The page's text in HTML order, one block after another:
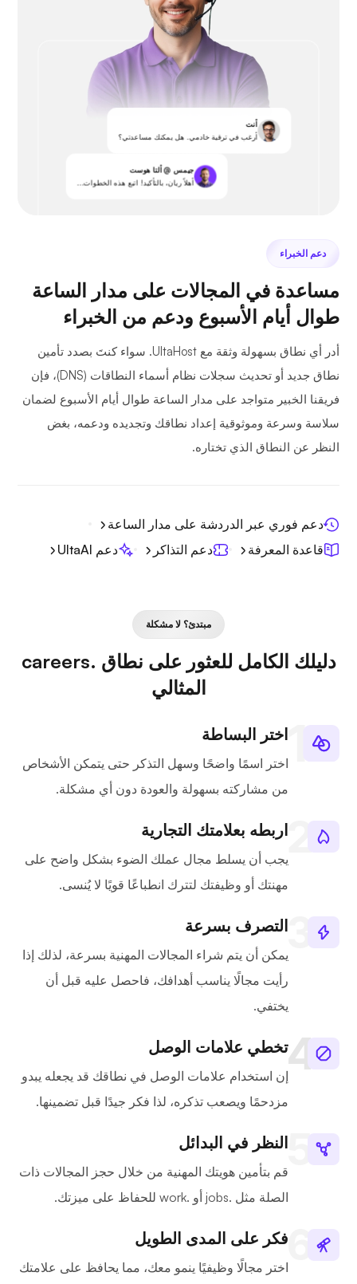
أنت
أرغب في ترقية خادمي. هل يمكنك مساعدتي؟
جيمس @ ألتا هوست
أهلاً ريان، بالتأكيد! اتبع هذه الخطوات...
دعم الخبراء
مساعدة في المجالات على مدار الساعة
طوال أيام الأسبوع ودعم من الخبراء
أدر أي نطاق بسهولة وثقة مع UltaHost. سواء كنتَ بصدد تأمين
نطاق جديد أو تحديث سجلات نظام أسماء النطاقات (DNS)، فإن
فريقنا الخبير متواجد على مدار الساعة طوال أيام الأسبوع لضمان
سلاسة وسرعة وموثوقية إعداد نطاقك وتجديده ودعمه، بغض
النظر عن النطاق الذي تختاره.
دعم فوري عبر الدردشة على مدار الساعة
قاعدة المعرفة
دعم التذاكر دعم UltaAI
مبتدئ؟ لا مشكلة
دليلك الكامل للعثور على نطاق .careers
المثالي
اختر البساطة
اختر اسمًا واضحًا وسهل التذكر حتى يتمكن الأشخاص
من مشاركته بسهولة والعودة دون أي مشكلة.
اربطه بعلامتك التجارية
يجب أن يسلط مجال عملك الضوء بشكل واضح على
مهنتك أو وظيفتك لتترك انطباعًا قويًا لا يُنسى.
التصرف بسرعة
يمكن أن يتم شراء المجالات المهنية بسرعة، لذلك إذا
رأيت مجالًا يناسب أهدافك، فاحصل عليه قبل أن
يختفي.
تخطي علامات الوصل
إن استخدام علامات الوصل في نطاقك قد يجعله يبدو
مزدحمًا ويصعب تذكره، لذا فكر جيدًا قبل تضمينها.
النظر في البدائل
قم بتأمين هويتك المهنية من خلال حجز المجالات ذات
الصلة مثل .jobs أو .work للحفاظ على ميزتك.
فكر على المدى الطويل
اختر مجالًا وظيفيًا ينمو معك، مما يحافظ على علامتك